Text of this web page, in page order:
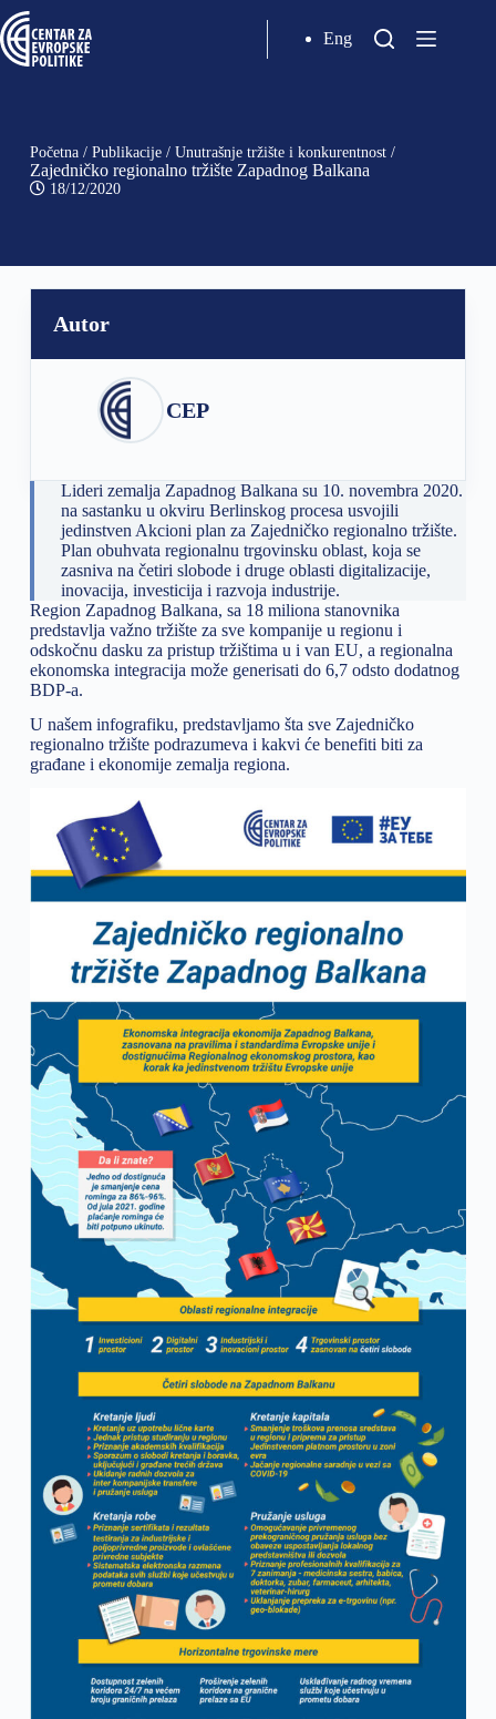
Eng
Početna/ Publikacije/ Unutrašnje tržište i konkurentnost/
Zajedničko regionalno tržište Zapadnog Balkana
18/12/2020
Autor
CEP
Lideri zemalja Zapadnog Balkana su 10. novembra 2020.
na sastanku u okviru Berlinskog procesa usvojili
jedinstven Akcioni plan za Zajedničko regionalno tržište.
Plan obuhvata regionalnu trgovinsku oblast, koja se
zasniva na četiri slobode i druge oblasti digitalizacije,
inovacija, investicija i razvoja industrije.
Region Zapadnog Balkana, sa 18 miliona stanovnika
predstavlja važno tržište za sve kompanije u regionu i
odskočnu dasku za pristup tržištima u i van EU, a regionalna
ekonomska integracija može generisati do 6,7 odsto dodatnog
BDP-a.
U našem infografiku, predstavljamo šta sve Zajedničko
regionalno tržište podrazumeva i kakvi će benefiti biti za
građane i ekonomije zemalja regiona.